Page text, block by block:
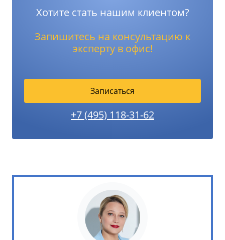
Хотите стать нашим клиентом?
Запишитесь на консультацию к
эксперту в офис!
Записаться
+7 (495) 118-31-62